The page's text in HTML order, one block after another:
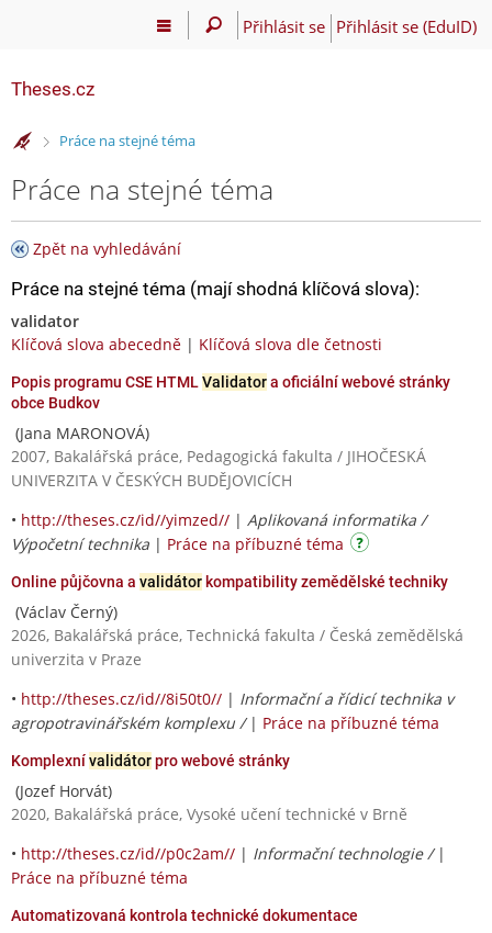
Přihlásit se Přihlásit se (EduID)
Theses.cz
>Práce na stejné téma
Práce na stejné téma
Zpět na vyhledávání
Práce na stejné téma (mají shodná klíčová slova):
validator
Klíčová slova abecedně | Klíčová slova dle četnosti
Popis programu CSE HTMLValidatora oficiální webové stránky
obce Budkov
(Jana MARONOVÁ)
2007, Bakalářská práce, Pedagogická fakulta / JIHOČESKÁ
UNIVERZITA V ČESKÝCH BUDĚJOVICÍCH
• http://theses.cz/id//yimzed// | Aplikovaná informatika /
Výpočetní technika | Práce na příbuzné téma
Online půjčovna a validátorkompatibility zemědělské techniky
(Václav Černý)
2026, Bakalářská práce, Technická fakulta / Česká zemědělská
univerzita v Praze
• http://theses.cz/id//8i50t0// | Informační a řídicí technika v
agropotravinářském komplexu / | Práce na příbuzné téma
Komplexnívalidátorpro webové stránky
(Jozef Horvát)
2020, Bakalářská práce, Vysoké učení technické v Brně
• http://theses.cz/id//p0c2am// | Informační technologie / |
Práce na příbuzné téma
Automatizovaná kontrola technické dokumentace